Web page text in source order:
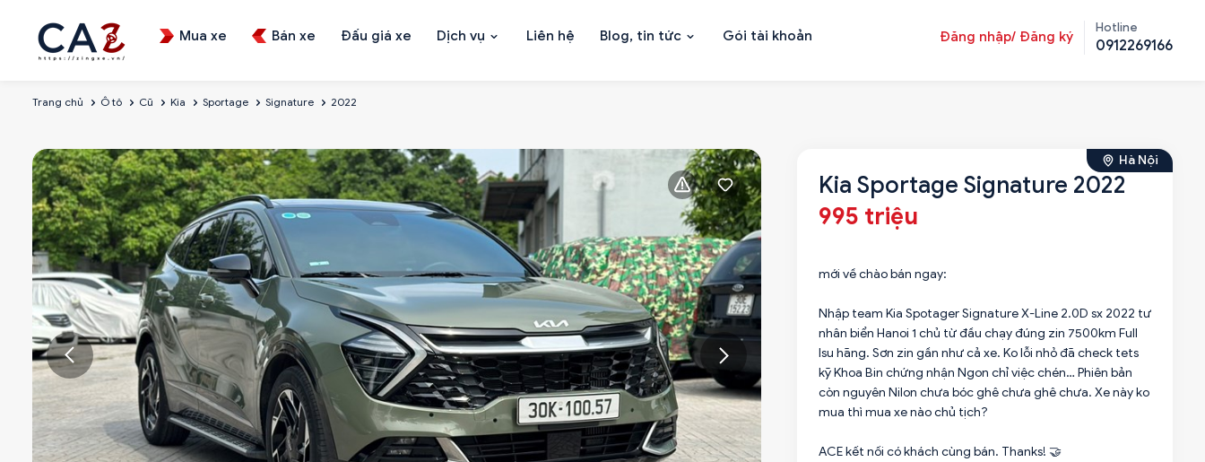
Mua xe Bán xe Đấu giá xe Dịch vụ Liên hệ Blog, tin tức Gói tài khoản Đăng nhập/ Đăng ký
Hotline
0912269166
Trang chủ Ô tô Cũ Kia Sportage Signature 2022
Hà Nội
Kia Sportage Signature 2022
995 triệu
mới về chào bán ngay:
Nhập team Kia Spotager Signature X-Line 2.0D sx 2022 tư
nhân biển Hanoi 1 chủ từ đầu chạy đúng zin 7500km Full
lsu hãng. Sơn zin gần như cả xe. Ko lỗi nhỏ đã check tets
kỹ Khoa Bin chứng nhận Ngon chỉ việc chén… Phiên bản
còn nguyên Nilon chưa bóc ghê chưa ghê chưa. Xe này ko
mua thì mua xe nào chủ tịch?
ACE kết nối có khách cùng bán. Thanks! 🤝